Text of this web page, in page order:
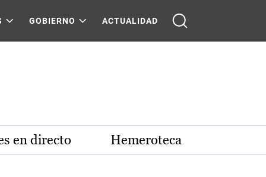
GOBIERNO ACTUALIDAD
en directo Hemeroteca